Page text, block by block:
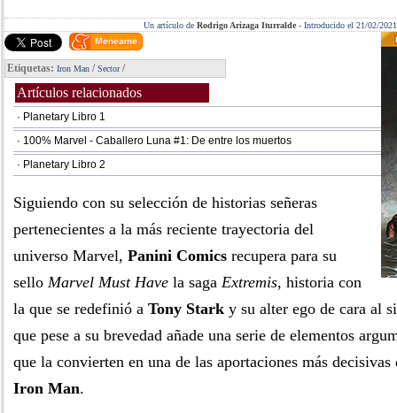
Un artículo de Rodrigo Arizaga Iturralde - Introducido el 21/02/2021
Etiquetas: Iron Man /Sector/
Artículos relacionados
· Planetary Libro 1
· 100% Marvel - Caballero Luna #1: De entre los muertos
· Planetary Libro 2
Siguiendo con su selección de historias señeras
pertenecientes a la más reciente trayectoria del
universo Marvel, Panini Comics recupera para su
sello Marvel Must Have la saga Extremis, historia con
la que se redefinió a Tony Stark y su alter ego de cara al
que pese a su brevedad añade una serie de elementos
que la convierten en una de las aportaciones más
Iron Man.